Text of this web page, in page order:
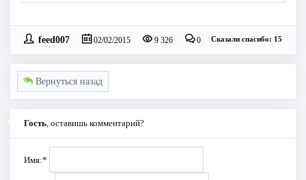
feed007 02/02/2015 9 326 0 Сказали спасибо: 15
Вернуться назад
Гость, оставишь комментарий?
Имя:*